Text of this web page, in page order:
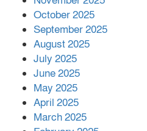
পর ফোন
October 2025
September 2025
August 2025
July 2025
June 2025
May 2025
April 2025
March 2025